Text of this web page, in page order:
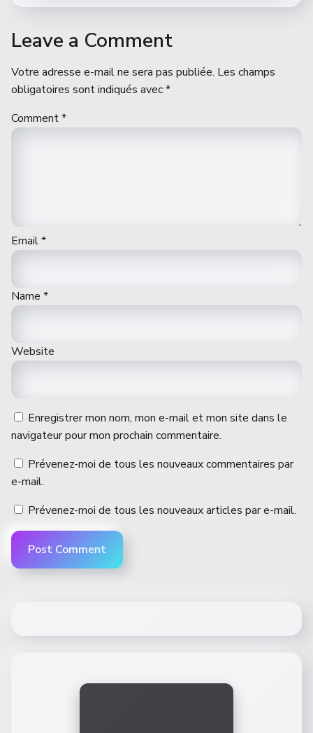
Leave a Comment
Votre adresse e-mail ne sera pas publiée. Les champs
obligatoires sont indiqués avec*
Comment*
Email*
Name *
Website
Enregistrer mon nom, mon e-mail et mon site dans le
navigateur pour mon prochain commentaire.
Prévenez-moi de tous les nouveaux commentaires par
e-mail.
Prévenez-moi de tous les nouveaux articles par e-mail.